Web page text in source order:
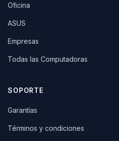
Oficina
ASUS
Empresas
Todas las Computadoras
SOPORTE
Garantías
Términos y condiciones